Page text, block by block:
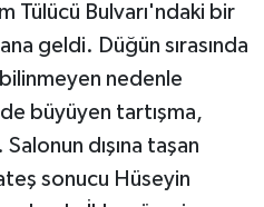
Tülücü Bulvarı'ndaki bir
geldi. Düğün sırasında
nedenle
büyüyen tartışma,
dışına taşan
sonucu Hüseyin